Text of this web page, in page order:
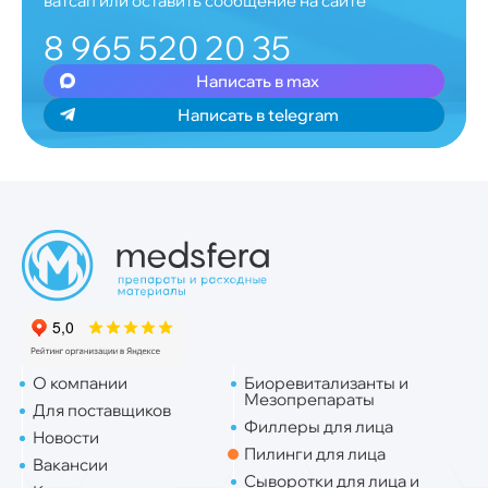
8 965 520 20 35
Написать в max
Написать в telegram
О компании
Для поставщиков
Новости
Вакансии
Биоревитализанты и
Мезопрепараты
Филлеры для лица
Пилинги для лица
Сыворотки для лица и